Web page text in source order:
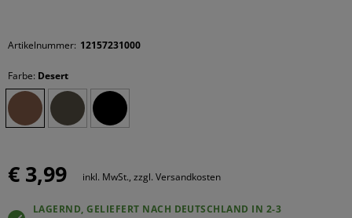
Artikelnummer: 12157231000
Farbe: Desert
€ 3,99 inkl. MwSt., zzgl. Versandkosten
LAGERND, GELIEFERT NACH DEUTSCHLAND IN 2-3